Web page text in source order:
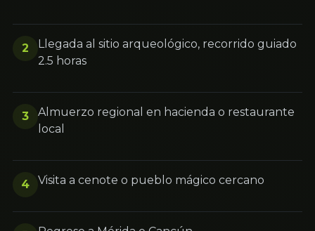
2
Llegada al sitio arqueológico, recorrido guiado
2.5 horas
3
Almuerzo regional en hacienda o restaurante
local
4 Visita a cenote o pueblo mágico cercano